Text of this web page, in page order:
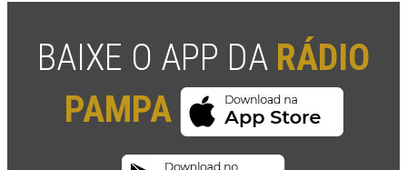
BAIXE O APP DA RÁDIO
PAMPA